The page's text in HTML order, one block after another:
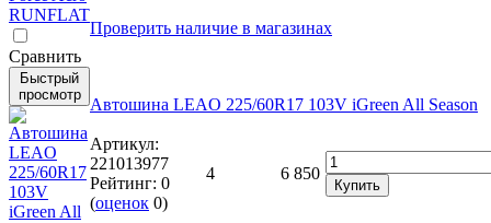
Cравнить
Проверить наличие в магазинах
Быстрый
просмотр
Автошина LEAO 225/60R17 103V iGreen All Season
Артикул:
221013977
Рейтинг: 0
(оценок 0)
4 6 850
Купить